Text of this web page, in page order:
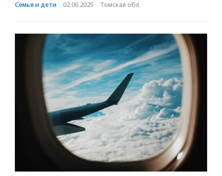
Семья и дети · 02.06.2025 · Томская обл.